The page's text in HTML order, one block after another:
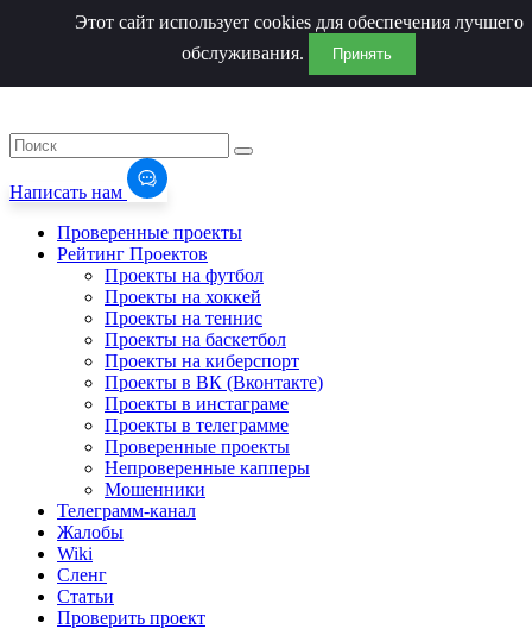
Написать нам
Проверенные проекты
Рейтинг Проектов
Проекты на футбол
Проекты на хоккей
Проекты на теннис
Проекты на баскетбол
Проекты на киберспорт
Проекты в ВК (Вконтакте)
Проекты в инстаграме
Проекты в телеграмме
Проверенные проекты
Непроверенные капперы
Мошенники
Телеграмм-канал
Жалобы
Wiki
Сленг
Статьи
Проверить проект
Этот сайт использует cookies для обеспечения лучшего
обслуживания.
Принять